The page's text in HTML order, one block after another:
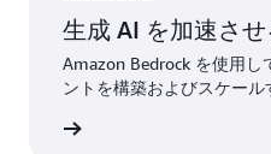
生成 AI を加速さ
Amazon Bedrock を使用し
ントを構築およびスケール